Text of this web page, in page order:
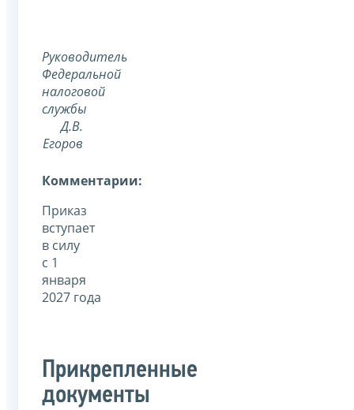
Руководитель
Федеральной
налоговой
службы
Д.В.
Егоров
Комментарии:
Приказ
вступает
в силу
с 1
января
2027 года
Прикрепленные
документы